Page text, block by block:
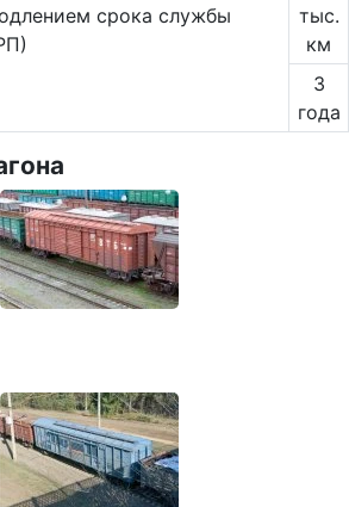
срока службы
тыс.
км
3
года